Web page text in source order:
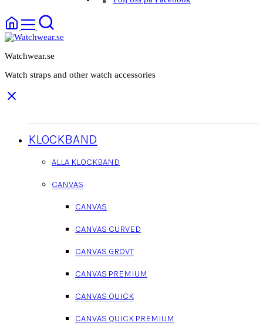
Watchwear.se
Watch straps and other watch accessories
KLOCKBAND
ALLA KLOCKBAND
CANVAS
CANVAS
CANVAS CURVED
CANVAS GROVT
CANVAS PREMIUM
CANVAS QUICK
CANVAS QUICK PREMIUM